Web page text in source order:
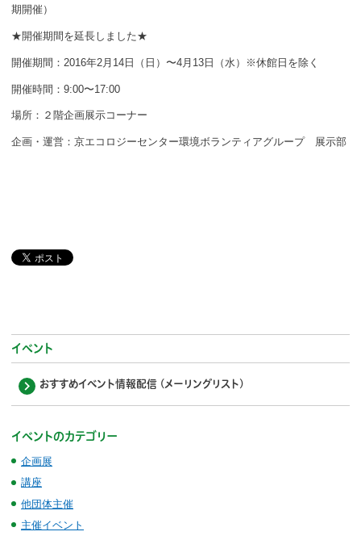
期開催）
★開催期間を延長しました★
開催期間：2016年2月14日（日）〜4月13日（水）※休館日を除く
開催時間：9:00〜17:00
場所：２階企画展示コーナー
企画・運営：京エコロジーセンター環境ボランティアグループ 展示部
イベント
おすすめイベント情報配信 (メーリングリスト)
イベントのカテゴリー
企画展
講座
他団体主催
主催イベント